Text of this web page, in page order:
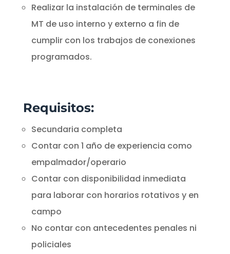
Realizar la instalación de terminales de
MT de uso interno y externo a fin de
cumplir con los trabajos de conexiones
programados.
Requisitos:
Secundaria completa
Contar con 1 año de experiencia como
empalmador/operario
Contar con disponibilidad inmediata
para laborar con horarios rotativos y en
campo
No contar con antecedentes penales ni
policiales